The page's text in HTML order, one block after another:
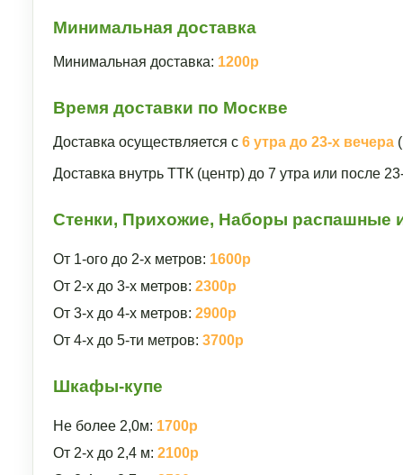
Минимальная доставка
Минимальная доставка: 1200р
Время доставки по Москве
Доставка осуществляется с 6 утра до 23-х вечера
Доставка внутрь ТТК (центр) до 7 утра или после
Стенки, Прихожие, Наборы распашные
От 1-ого до 2-х метров: 1600р
От 2-х до 3-х метров: 2300р
От 3-х до 4-х метров: 2900р
От 4-х до 5-ти метров: 3700р
Шкафы-купе
Не более 2,0м: 1700р
От 2-х до 2,4 м: 2100р